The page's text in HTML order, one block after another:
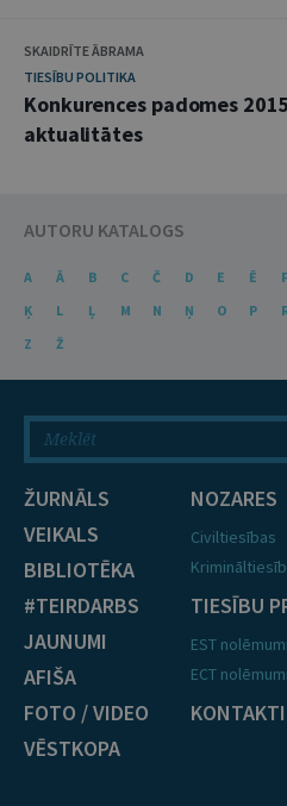
SKAIDRĪTE ĀBRAMA
TIESĪBU POLITIKA
Konkurences padomes
aktualitātes
AUTORU KATALOGS
A Ā B C Č D E Ē F
Ķ
L Ļ M N Ņ O P
Z
Ž
ŽURNĀLS
VEIKALS
BIBLIOTĒKA
#TEIRDARBS
JAUNUMI
AFIŠA
FOTO / VIDEO
VĒSTKOPA
NOZARES
Civiltiesības
TIESĪBU
EST nolēmumi
ECT nolēmumi
KONTAKTI